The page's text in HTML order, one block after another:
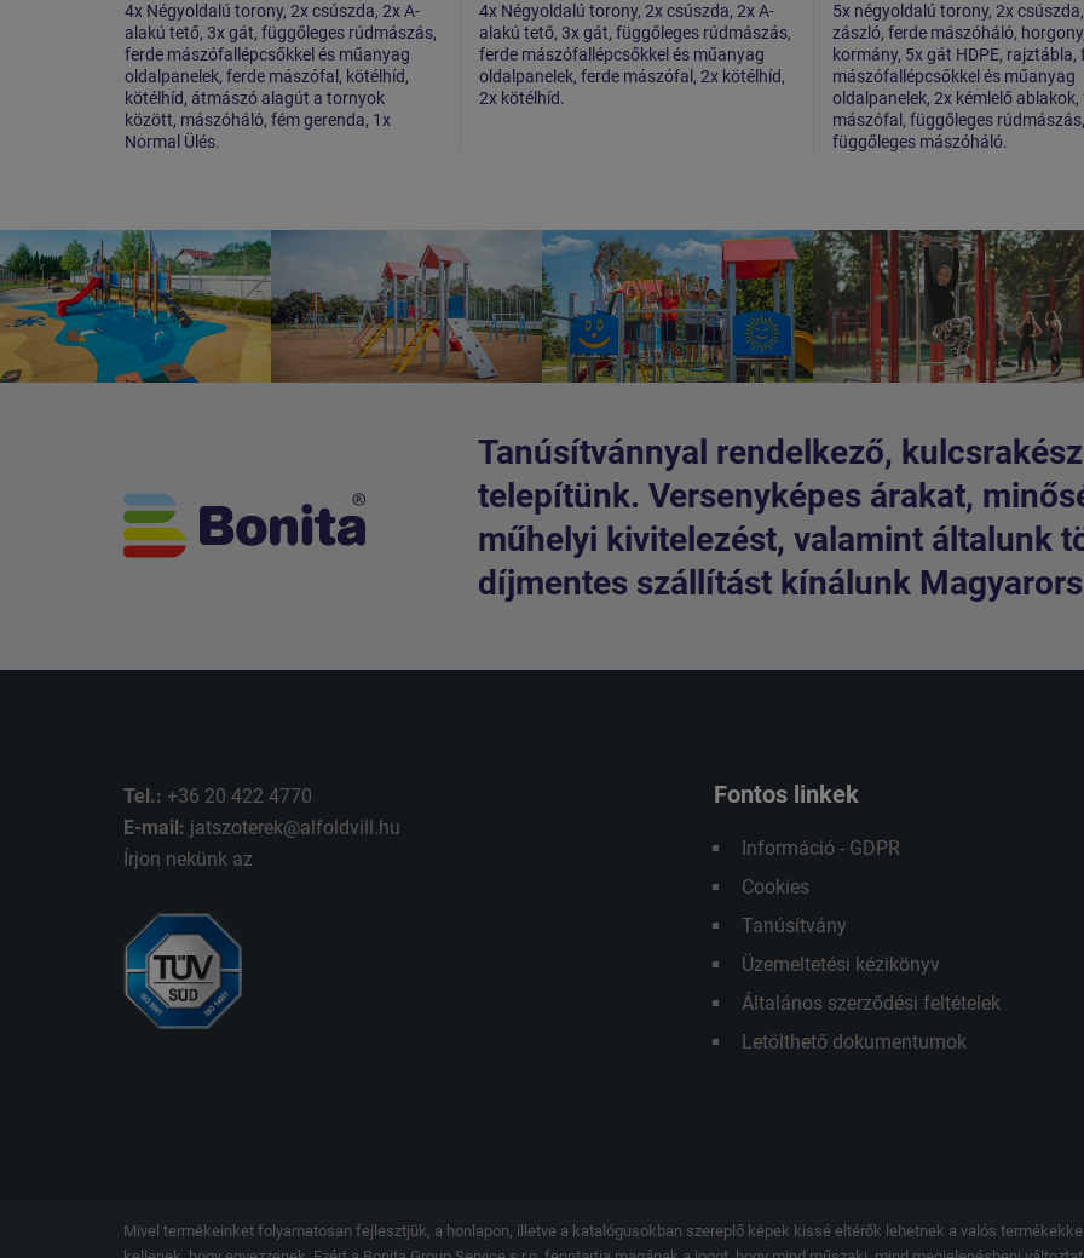
4x Négyoldalú torony, 2x csúszda, 2x A-
alakú tető, 3x gát, függőleges rúdmászás,
ferde mászófallépcsőkkel és műanyag
oldalpanelek, ferde mászófal, kötélhíd,
kötélhíd, átmászó alagút a tornyok
között, mászóháló, fém gerenda, 1x
Normal Ülés.
4x Négyoldalú torony, 2x csúszda, 2x A-
alakú tető, 3x gát, függőleges rúdmászás,
ferde mászófallépcsőkkel és műanyag
oldalpanelek, ferde mászófal, 2x kötélhíd,
2x kötélhíd.
5x négyoldalú torony, 2x
zászló, ferde mászóháló, horgony,
kormány, 5x gát HDPE, rajztábla,
mászófallépcsőkkel és műanyag
oldalpanelek, 2x kémlelő ablakok,
mászófal, függőleges rúdmászás,
függőleges mászóháló.
Tanúsítvánnyal rendelkező,
telepítünk. Versenyképes árakat,
műhelyi kivitelezést, valamint általunk
díjmentes szállítást kínálunk
Tel.: +36 20 422 4770
E-mail: jatszoterek@alfoldvill.hu
Írjon nekünk az
Fontos linkek
Információ - GDPR
Cookies
Tanúsítvány
Üzemeltetési kézikönyv
Általános szerződési feltételek
Letölthető dokumentumok
Mivel termékeinket folyamatosan fejlesztjük, a honlapon, illetve a katalógusokban szereplő képek kissé eltérők lehetnek a valós